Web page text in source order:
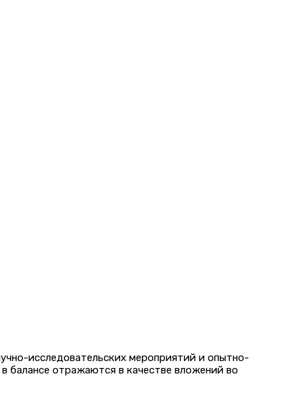
исследовательских мероприятий и опытно-
балансе отражаются в качестве вложений во